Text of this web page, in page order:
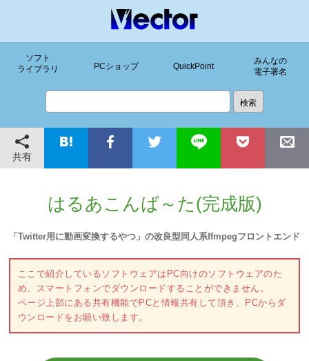
ソフト
ライブラリ
PCショップ QuickPoint
みんなの
電子署名
共有
はるあこんば～た(完成版)
「Twitter用に動画変換するやつ」の改良型同人系ffmpegフロントエンド
ここで紹介しているソフトウェアはPC向けのソフトウェアのた
め、スマートフォンでダウンロードすることができません。
ページ上部にある共有機能でPCと情報共有して頂き、PCからダ
ウンロードをお願い致します。